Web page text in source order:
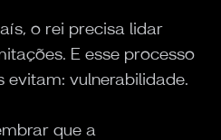
o rei precisa lidar
E esse processo
evitam: vulnerabilidade.
que a